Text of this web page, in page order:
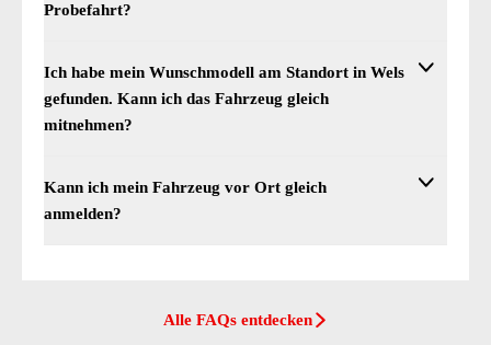
Probefahrt?
Es sind unbedingt ein gültiger Führerschein und
Ich habe mein Wunschmodell am Standort in Wels
gefunden. Kann ich das Fahrzeug gleich
mitnehmen?
Sobald der offizielle Kauf und der Zahlungseingang bestätigt
Kann ich mein Fahrzeug vor Ort gleich
anmelden?
Alle FAQs entdecken